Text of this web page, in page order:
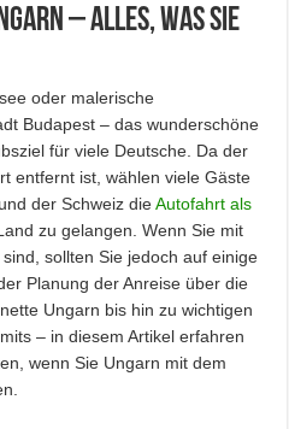
– Alles, was Sie
oder malerische
Budapest – das wunderschöne
für viele Deutsche. Da der
entfernt ist, wählen viele Gäste
der Schweiz dieAutofahrt als
zu gelangen. Wenn Sie mit
sollten Sie jedoch auf einige
Planung der Anreise über die
Ungarn bis hin zu wichtigen
– in diesem Artikel erfahren
wenn Sie Ungarn mit dem